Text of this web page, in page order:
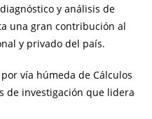
y análisis de
una gran contribución al
y privado del país.
vía húmeda de Cálculos
de investigación que lidera